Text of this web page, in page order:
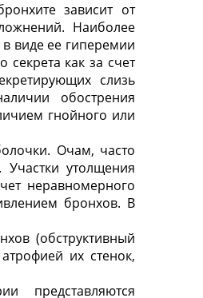
зависит от
Наиболее
виде ее гиперемии
как за счет
слизь
обострения
гнойного или
Очам, часто
утолщения
неравномерного
бронхов. В
(обструктивный
их стенок,
представляются